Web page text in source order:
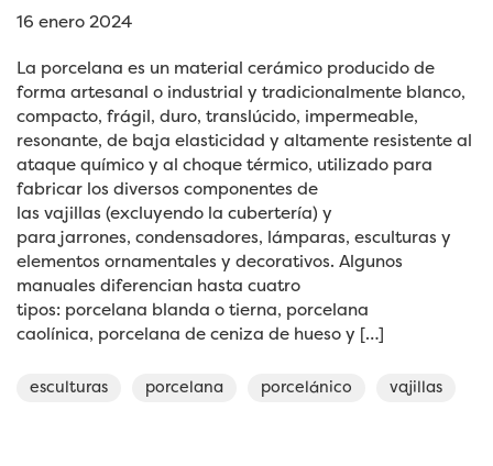
16 enero 2024
La porcelana es un material cerámico producido de
forma artesanal o industrial y tradicionalmente blanco,
compacto, frágil, duro, translúcido, impermeable,
resonante, de baja elasticidad y altamente resistente al
ataque químico y al choque térmico, utilizado para
fabricar los diversos componentes de
las vajillas (excluyendo la cubertería) y
para jarrones, condensadores, lámparas, esculturas y
elementos ornamentales y decorativos. Algunos
manuales diferencian hasta cuatro
tipos: porcelana blanda o tierna, porcelana
caolínica, porcelana de ceniza de hueso y […]
esculturas porcelana porcelánico vajillas